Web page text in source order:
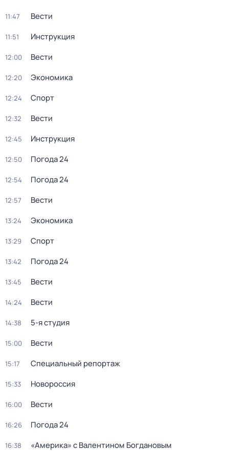
11:47 Вести
11:51 Инструкция
12:00 Вести
12:20 Экономика
12:24 Спорт
12:32 Вести
12:45 Инструкция
12:50 Погода 24
12:54 Погода 24
12:57 Вести
13:24 Экономика
13:29 Спорт
13:42 Погода 24
13:45 Вести
14:24 Вести
14:38 5-я студия
15:00 Вести
15:17 Специальный репортаж
15:33 Новороссия
16:00 Вести
16:26 Погода 24
16:38 «Америка» с Валентином Богдановым